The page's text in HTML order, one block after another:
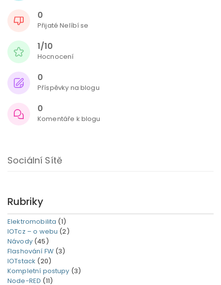
0
Přijaté Nelíbí se
1/10
Hocnocení
0
Příspěvky na blogu
0
Komentáře k blogu
Sociální Sítě
Rubriky
Elektromobilita (1)
IOTcz – o webu (2)
Návody(45)
Flashování FW(3)
IOTstack (20)
Kompletní postupy (3)
Node-RED (11)